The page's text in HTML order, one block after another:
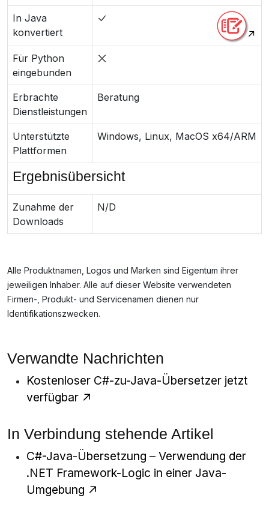
In Java
konvertiert
Für Python
eingebunden
Erbrachte
Dienstleistungen
Beratung
Unterstützte
Plattformen
Windows, Linux, MacOS x64/ARM
Ergebnisübersicht
Zunahme der
Downloads
N/D
Alle Produktnamen, Logos und Marken sind Eigentum ihrer
jeweiligen Inhaber. Alle auf dieser Website verwendeten
Firmen-, Produkt- und Servicenamen dienen nur
Identifikationszwecken.
Verwandte Nachrichten
Kostenloser C#-zu-Java-Übersetzer jetzt
verfügbar
In Verbindung stehende Artikel
C#-Java-Übersetzung – Verwendung der
.NET Framework-Logic in einer Java-
Umgebung